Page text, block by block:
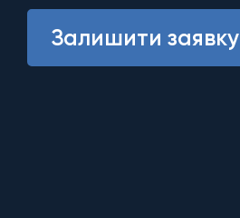
Залишити заявку